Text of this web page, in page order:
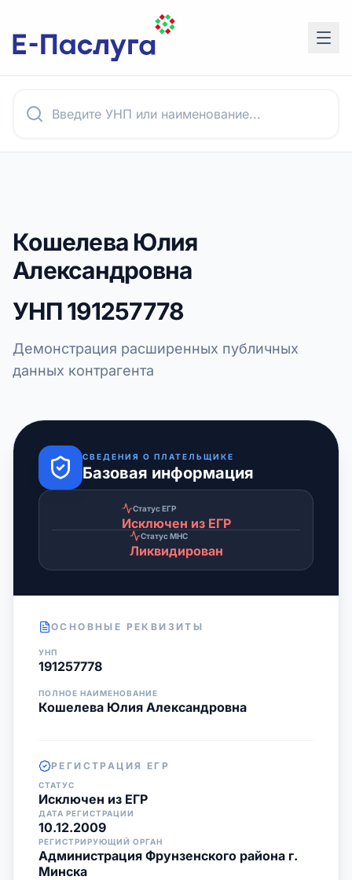
Кошелева Юлия
Александровна
УНП191257778
Демонстрация расширенных публичных
данных контрагента
СВЕДЕНИЯ О ПЛАТЕЛЬЩИКЕ
Базовая информация
Статус ЕГР
Исключен из ЕГР
Статус МНС
Ликвидирован
ОСНОВНЫЕ РЕКВИЗИТЫ
УНП
191257778
ПОЛНОЕ НАИМЕНОВАНИЕ
Кошелева Юлия Александровна
РЕГИСТРАЦИЯ ЕГР
СТАТУС
Исключен из ЕГР
ДАТА РЕГИСТРАЦИИ
10.12.2009
РЕГИСТРИРУЮЩИЙ ОРГАН
Администрация Фрунзенского района г.
Минска